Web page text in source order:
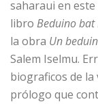
saharaui en
libro Beduino bat
la obra Un
Salem Iselmu.
biograficos de
prólogo que